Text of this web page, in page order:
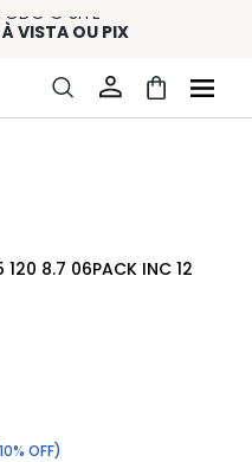
O SITE
À VISTA OU PIX
REGULAMENTO)
- CONS. REG.
8.7 06PACK INC 12
OFF)